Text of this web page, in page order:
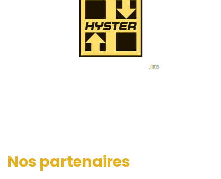
Nos partenaires